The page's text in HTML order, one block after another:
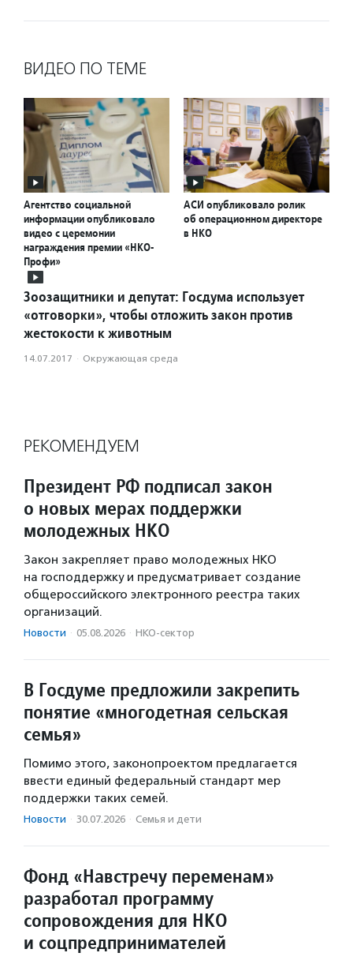
ВИДЕО ПО ТЕМЕ
Агентство социальной
информации опубликовало
видео с церемонии
награждения премии «НКО-
Профи»
АСИ опубликовало ролик
об операционном директоре
в НКО
Зоозащитники и депутат: Госдума использует
«отговорки», чтобы отложить закон против
жестокости к животным
14.07.2017 · Окружающая среда
РЕКОМЕНДУЕМ
Президент РФ подписал закон
о новых мерах поддержки
молодежных НКО
Закон закрепляет право молодежных НКО
на господдержку и предусматривает создание
общероссийского электронного реестра таких
организаций.
Новости · 05.08.2026 · НКО-сектор
В Госдуме предложили закрепить
понятие «многодетная сельская
семья»
Помимо этого, законопроектом предлагается
ввести единый федеральный стандарт мер
поддержки таких семей.
Новости · 30.07.2026 · Семья и дети
Фонд «Навстречу переменам»
разработал программу
сопровождения для НКО
и соцпредпринимателей